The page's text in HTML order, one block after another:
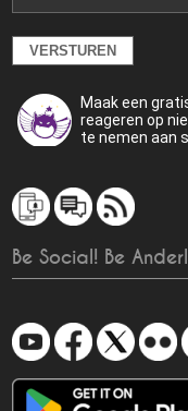
Maak een
reageren op
te nemen aan
Be Social! Be